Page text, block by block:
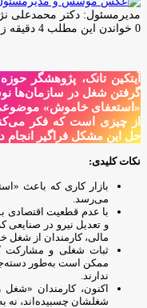
مدیرمسئول: دکتر محمدعلی
0 خواندن این مطلب 4 دقیقه زمان میبرد
آیتکین تانک، پژوهشگر
گرفتن شغل در سازمان‌ها
«استعفای خاموش»
از چیزی است که فکر
حل این مشکل فراگیر انجام
نکات کلیدی:
بازار کاری که باعث
می‌رسد.
با عدم قطعیت
و تعدیل نیرو در صنایعی
مالی، کارمندان از شغل
ثبات شغلی و مشارکت
ممکن است به‌طور
ندارند.
اکنون، کارمندان
شغلشان چسبیده‌اند، نه